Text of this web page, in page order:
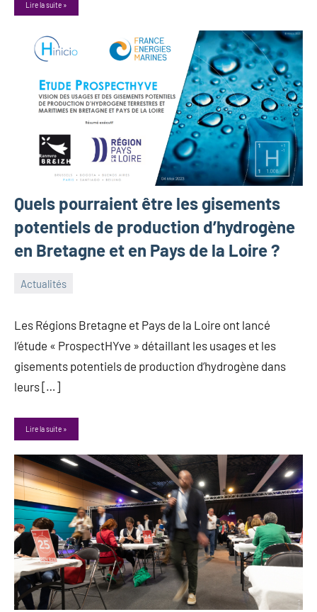
Lire la suite
Quels pourraient être les gisements
potentiels de production d’hydrogène
en Bretagne et en Pays de la Loire ?
Actualités
2023
Les Régions Bretagne et Pays de la Loire ont lancé
l’étude « ProspectHYve » détaillant les usages et les
gisements potentiels de production d’hydrogène dans
leurs […]
Lire la suite